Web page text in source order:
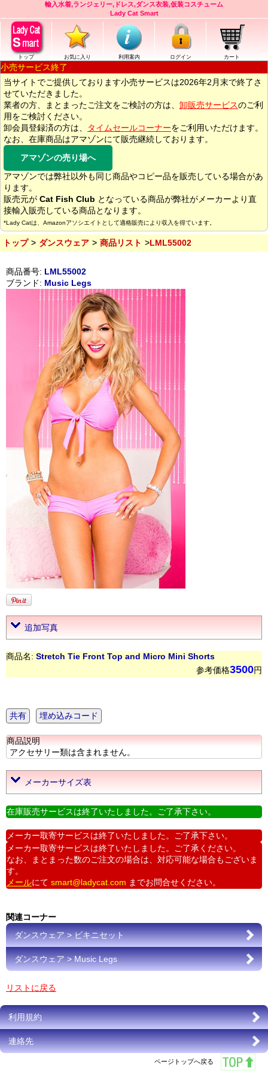
輸入水着,ランジェリー,ドレス,ダンス衣装,仮装コスチューム
Lady Cat Smart
トップ お気に入り 利用案内 ログイン カート
小売サービス終了
当サイトでご提供しております小売サービスは2026年2月末で終了さ
せていただきました。
業者の方、まとまったご注文をご検討の方は、 卸販売サービスのご利
用をご検討ください。
卸会員登録済の方は、
タイムセールコーナーをご利用いただけます。
なお、在庫商品はアマゾンにて販売継続しております。
アマゾンの売り場へ
アマゾンでは弊社以外も同じ商品やコピー品を販売している場合があ
ります。
販売元が Cat Fish Club となっている商品が弊社がメーカーより直
接輸入販売している商品となります。
*Lady Catは、Amazonアソシエイトとして適格販売により収入を得ています。
トップ ダンスウェア 商品リスト LML55002
商品番号: LML55002
ブランド: Music Legs
追加写真
商品名: Stretch Tie Front Top and Micro Mini Shorts
参考価格3500円
共有 埋め込みコード
商品説明
アクセサリー類は含まれません。
メーカーサイズ表
在庫販売サービスは終了いたしました。ご了承下さい。
メーカー取寄サービスは終了いたしました。ご了承下さい。
メーカー取寄サービスは終了いたしました。ご了承ください。
なお、まとまった数のご注文の場合は、対応可能な場合もございま
す。
メールにて smart@ladycat.com までお問合せください。
関連コーナー
ダンスウェア > ビキニセット
ダンスウェア > Music Legs
リストに戻る
利用規約
連絡先
ページトップへ戻る